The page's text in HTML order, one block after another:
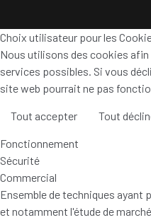
Choix utilisateur pour les
Nous utilisons des cookies
services possibles. Si vous
site web pourrait ne pas
Tout accepter Tout
Fonctionnement
Sécurité
Commercial
Ensemble de techniques
et notamment l'étude de